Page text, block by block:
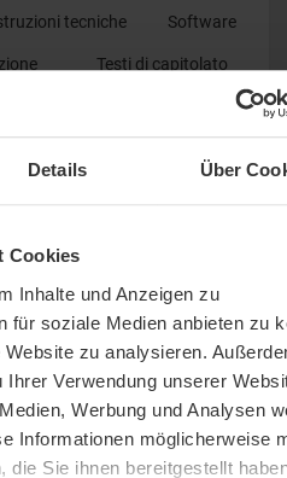
Details Über
Cookies
Inhalte und Anzeigen zu
für soziale Medien anbieten zu
zu analysieren.
Verwendung unserer
Werbung und Analysen
Informationen möglicherweise
die Sie ihnen bereitgestellt
tecniche Software
Testi di capitolato
LIMITE (18)